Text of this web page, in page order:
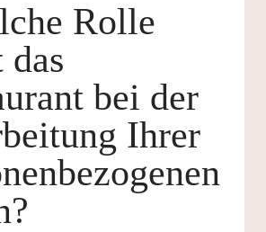
Rolle
das
bei der
Ihrer